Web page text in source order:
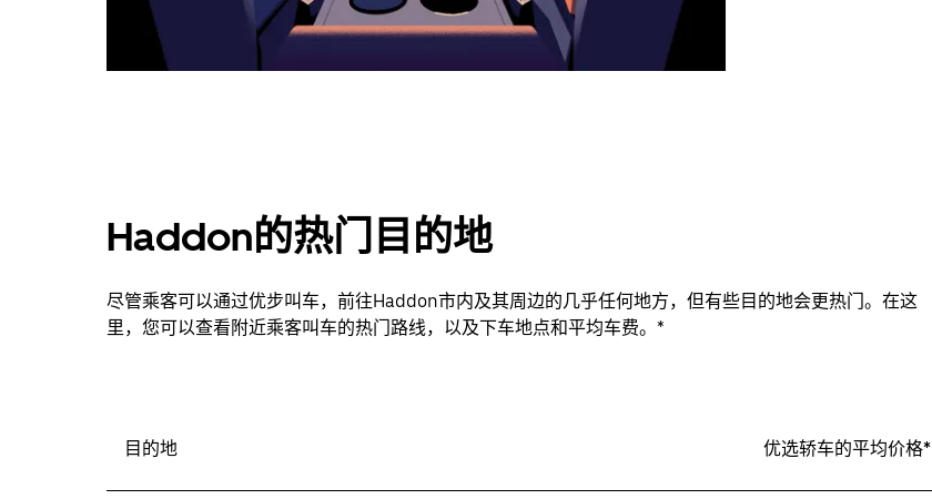
Haddon的热门目的地
尽管乘客可以通过优步叫车，前往Haddon市内及其周边的几乎任何地方，但有些目的地会更热门。在这
里，您可以查看附近乘客叫车的热门路线，以及下车地点和平均车费。*
目的地 优选轿车的平均价格*